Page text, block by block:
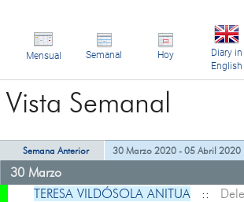
Mensual Semanal Hoy
Diary in
English
Vista Semanal
Semana Anterior 30 Marzo 2020 - 05 Abril 2020
30 Marzo
TERESA VILDÓSOLA ANITUA ::